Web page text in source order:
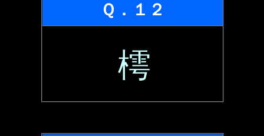
Ｑ．１２
樗